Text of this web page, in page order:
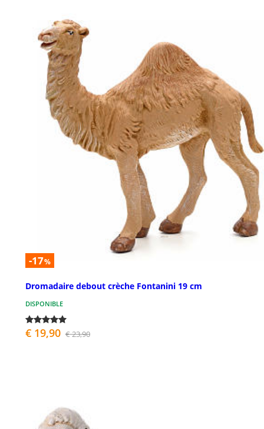
-17%
Dromadaire debout crèche Fontanini 19 cm
DISPONIBLE
€ 19,90 € 23,90